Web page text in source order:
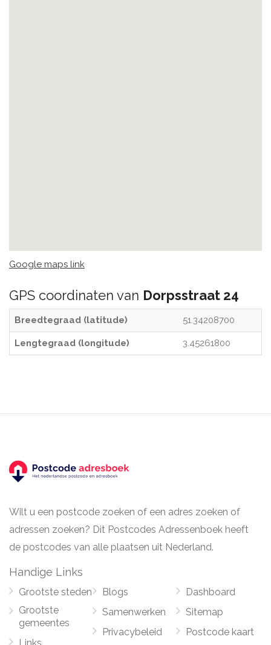
Google maps link
GPS coordinaten van Dorpsstraat 24
Breedtegraad (latitude) 51.34208700
Lengtegraad (longitude) 3.45261800
Wilt u een postcode zoeken of een adres zoeken of
adressen zoeken? Dit Postcodes Adressenboek heeft
de postcodes van alle plaatsen uit Nederland.
Handige Links
Grootste steden
Grootste
gemeentes
Blogs
Samenwerken
Privacybeleid
Dashboard
Sitemap
Postcode kaart